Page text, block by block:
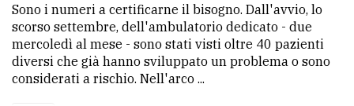
Sono i numeri a certificarne il bisogno. Dall'avvio, lo
scorso settembre, dell'ambulatorio dedicato - due
mercoledì al mese - sono stati visti oltre 40 pazienti
diversi che già hanno sviluppato un problema o sono
considerati a rischio. Nell'arco ...